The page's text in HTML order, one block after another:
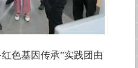
红色基因传承”实践团由